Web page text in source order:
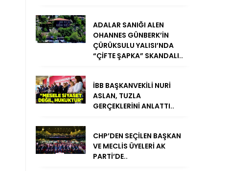
ADALAR SANIĞI ALEN
OHANNES GÜNBERK’İN
ÇÜRÜKSULU YALISI’NDA
“ÇİFTE ŞAPKA” SKANDALI..
İBB BAŞKANVEKİLİ NURİ
ASLAN, TUZLA
GERÇEKLERİNİ ANLATTI..
CHP’DEN SEÇİLEN BAŞKAN
VE MECLİS ÜYELERİ AK
PARTİ’DE..